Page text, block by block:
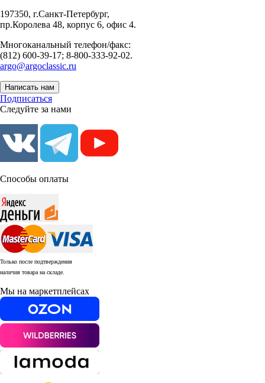
197350, г.Санкт-Петербург,
пр.Королева 48, корпус 6, офис 4.
Многоканальный телефон/факс:
(812) 600-39-17; 8-800-333-92-02.
argo@argoclassic.ru
Написать нам
Подписаться
Следуйте за нами
Способы оплаты
Только после подтверждения
наличия товара на складе.
Мы на маркетплейсах